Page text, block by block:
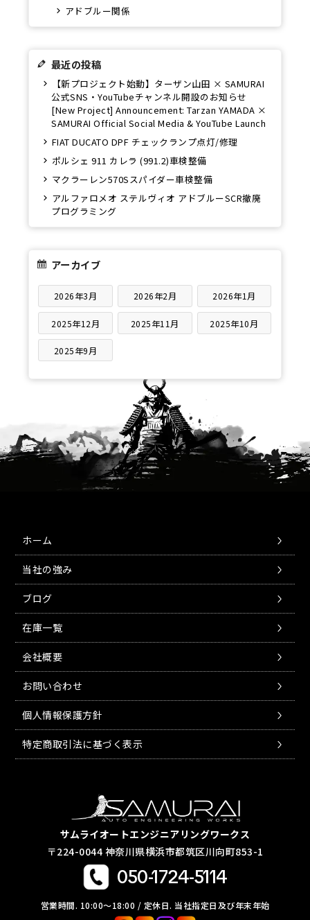
アドブルー関係
最近の投稿
【新プロジェクト始動】ターザン山田 × SAMURAI
公式SNS・YouTubeチャンネル開設のお知らせ
[New Project] Announcement: Tarzan YAMADA ×
SAMURAI Official Social Media & YouTube Launch
FIAT DUCATO DPF チェックランプ点灯/修理
ポルシェ 911 カレラ (991.2)車検整備
マクラーレン570Sスパイダー車検整備
アルファロメオ ステルヴィオ アドブルーSCR撤廃
プログラミング
アーカイブ
2026年3月 2026年2月 2026年1月
2025年12月 2025年11月 2025年10月
2025年9月
ホーム
当社の強み
ブログ
在庫一覧
会社概要
お問い合わせ
個人情報保護方針
特定商取引法に基づく表示
サムライオートエンジニアリングワークス
〒224-0044 神奈川県横浜市都筑区川向町853-1
050-1724-5114
営業時間. 10:00〜18:00 / 定休日. 当社指定日及び年末年始